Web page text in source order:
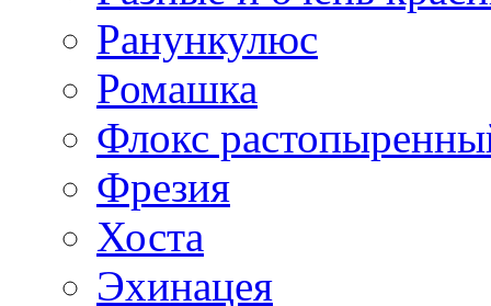
Ранункулюс
Ромашка
Флокс
Фрезия
Хоста
Эхинацея